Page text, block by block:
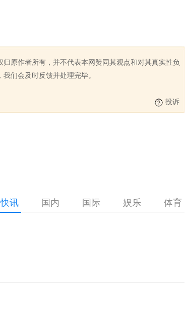
原作者所有，并不代表本网赞同其观点和对其真实性负
们会及时反馈并处理完毕。
投诉
快讯 国内 国际 娱乐 体育